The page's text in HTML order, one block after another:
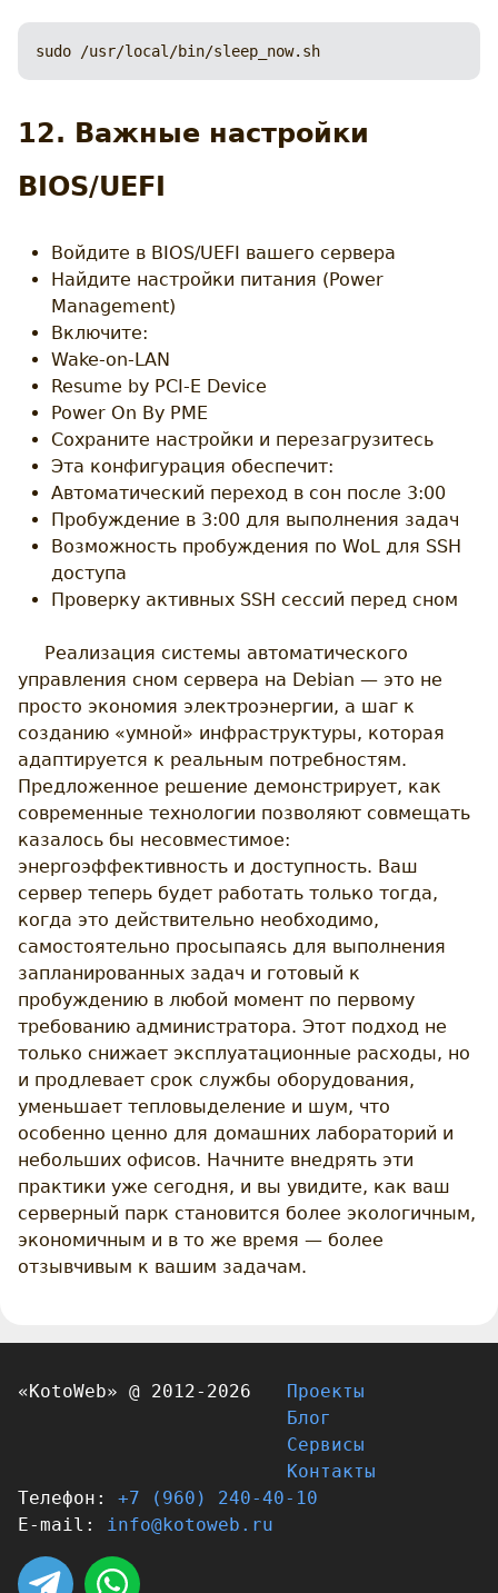
sudo /usr/local/bin/sleep_now.sh
12. Важные настройки
BIOS/UEFI
Войдите в BIOS/UEFI вашего сервера
Найдите настройки питания (Power
Management)
Включите:
Wake-on-LAN
Resume by PCI-E Device
Power On By PME
Сохраните настройки и перезагрузитесь
Эта конфигурация обеспечит:
Автоматический переход в сон после 3:00
Пробуждение в 3:00 для выполнения задач
Возможность пробуждения по WoL для SSH
доступа
Проверку активных SSH сессий перед сном
Реализация системы автоматического
управления сном сервера на Debian — это не
просто экономия электроэнергии, а шаг к
созданию «умной» инфраструктуры, которая
адаптируется к реальным потребностям.
Предложенное решение демонстрирует, как
современные технологии позволяют совмещать
казалось бы несовместимое:
энергоэффективность и доступность. Ваш
сервер теперь будет работать только тогда,
когда это действительно необходимо,
самостоятельно просыпаясь для выполнения
запланированных задач и готовый к
пробуждению в любой момент по первому
требованию администратора. Этот подход не
только снижает эксплуатационные расходы, но
и продлевает срок службы оборудования,
уменьшает тепловыделение и шум, что
особенно ценно для домашних лабораторий и
небольших офисов. Начните внедрять эти
практики уже сегодня, и вы увидите, как ваш
серверный парк становится более экологичным,
экономичным и в то же время — более
отзывчивым к вашим задачам.
«KotoWeb» @ 2012-2026
Проекты
Блог
Сервисы
Контакты
Телефон: +7 (960) 240-40-10
E-mail: info@kotoweb.ru